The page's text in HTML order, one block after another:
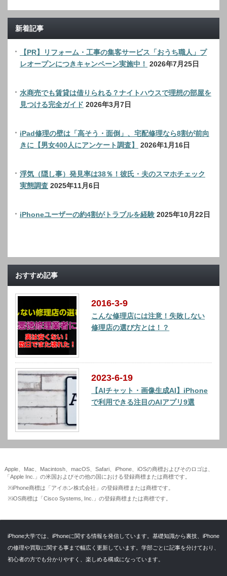
新着記事
【PR】リフォーム・工事の集客サービス「おうち職人」プ
レオープンにつきキャンペーン実施中！ 2026年7月25日
水商売でも賃貸は借りられる？ナイトハウスで理想の部屋を
見つける完全ガイド 2026年3月7日
iPad修理の壁は「高そう・面倒」、宅配修理なら8割が前向
きに【男女400人にアンケート調査】
2026年1月16日
浮気（隠し事）発見率は38％！彼氏・夫のスマホチェック
実態調査 2025年11月6日
iPhoneユーザーの約4割がトラブルを経験 2025年10月22日
おすすめ記事
2016-3-9
こんな修理店には注意！失敗しない
修理店の選び方とは！？
2023-6-19
【AIチャット・画像生成AI】iPhone
で利用できる注目のAIアプリ9選
Apple、Mac、Macintosh、macOS、Safari、iPhone、iOSの商標およびそのロゴは、
「Apple Inc.」の米国およびその他の国における登録商標または商標です。
※iPhone商標は「アイホン株式会社」の登録商標または商標です。
※iOS商標は「Cisco Systems, Inc.」の登録商標または商標です。
iPhone大学では、iPhoneに関する情報を発信しています。基礎知識から裏技、iPhone
の修理や買取に関する事まで幅広く更新しています。学部ごとに記事を分けており、
初心者の方でも分かりやすく、楽しめる構成になっています。